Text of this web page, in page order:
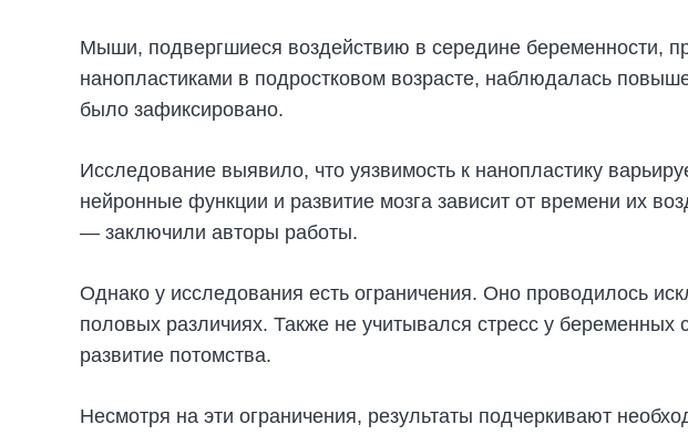
Мыши, подвергшиеся воздействию в середине беременности,
нанопластиками в подростковом возрасте, наблюдалась
было зафиксировано.
Исследование выявило, что уязвимость к нанопластику
нейронные функции и развитие мозга зависит от времени их
— заключили авторы работы.
Однако у исследования есть ограничения. Оно проводилось
половых различиях. Также не учитывался стресс у
развитие потомства.
Несмотря на эти ограничения, результаты подчеркивают